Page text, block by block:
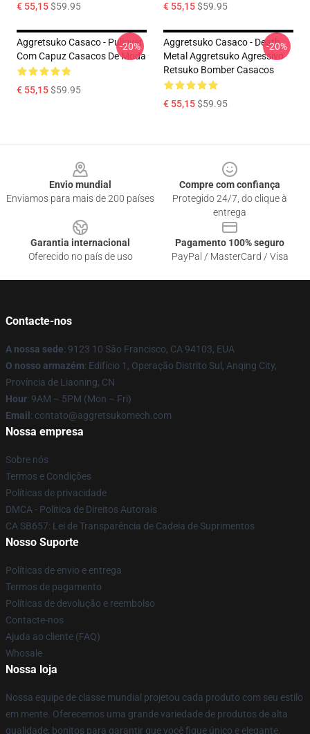
€ 55,15$59.95 € 55,15$59.95
Aggretsuko Casaco - Pullover
Com Capuz Casacos De Moda
€ 55,15$59.95
-20%
Aggretsuko Casaco - Death
Metal Aggretsuko Agressivo
Retsuko Bomber Casacos
€ 55,15$59.95
-20%
Envio mundial
Enviamos para mais de 200 países
Compre com confiança
Protegido 24/7, do clique à
entrega
Garantia internacional
Oferecido no país de uso
Pagamento 100% seguro
PayPal / MasterCard / Visa
Contacte-nos
A nossa sede: 9123 10 São Francisco, CA 94103, EUA
O nosso armazém: Edifício 1, Operação Distrito Sul, Anqing City,
Província de Liaoning, CN
Hour: 9AM – 5PM (Mon – Fri)
Email : contato@aggretsukomech.com
Nossa empresa
Sobre nós
Termos e Condições
Políticas de privacidade
DMCA - Política de Direitos Autorais
CA SB657: Lei de Transparência de Cadeia de Suprimentos
Nosso Suporte
Políticas de envio e entrega
Termos de pagamento
Políticas de devolução e reembolso
Contacte-nos
Ajuda ao cliente (FAQ)
Whosale
Nossa loja
Nossa equipe de classe mundial projetou cada produto com seu estilo
em mente. Oferecemos uma grande variedade de produtos de alta
qualidade, bonitos para garantir que você fique único e elegante.